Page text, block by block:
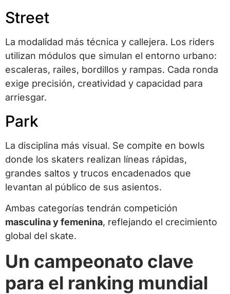
Street
La modalidad más técnica y callejera. Los riders
utilizan módulos que simulan el entorno urbano:
escaleras, railes, bordillos y rampas. Cada ronda
exige precisión, creatividad y capacidad para
arriesgar.
Park
La disciplina más visual. Se compite en bowls
donde los skaters realizan líneas rápidas,
grandes saltos y trucos encadenados que
levantan al público de sus asientos.
Ambas categorías tendrán competición
masculina y femenina, reflejando el crecimiento
global del skate.
Un campeonato clave
para el ranking mundial